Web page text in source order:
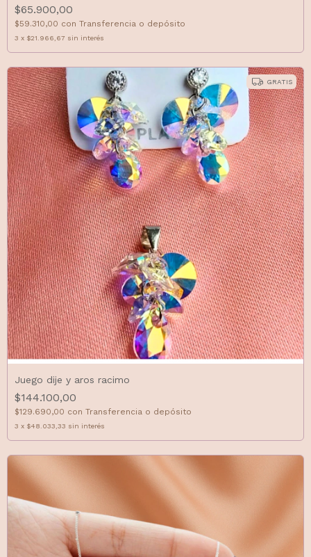
$65.900,00
$59.310,00 con Transferencia o depósito
3 x $21.966,67 sin interés
GRATIS
Juego dije y aros racimo
$144.100,00
$129.690,00 con Transferencia o depósito
3 x $48.033,33 sin interés